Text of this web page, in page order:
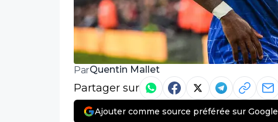
ParQuentin Mallet
Partager sur
Ajouter comme source préférée sur Google